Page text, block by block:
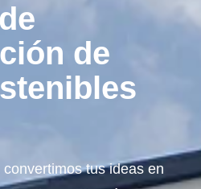
de
tus ideas en